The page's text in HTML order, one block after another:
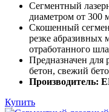
Сегментный
диаметром от 300
Скошенный
резке абразивных
отработанного
Предназначен для
бетон, свежий
Производитель:
Купить